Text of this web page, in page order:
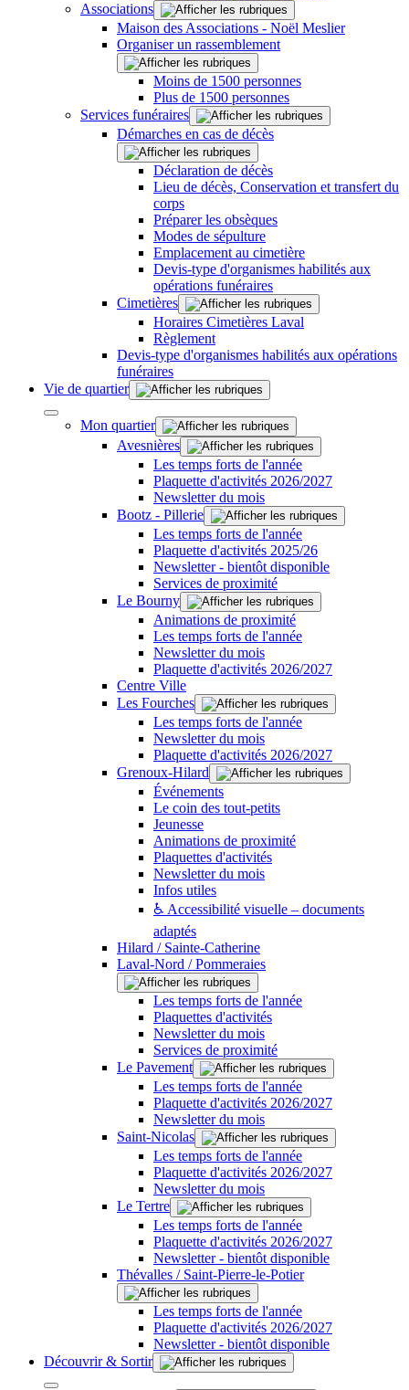
Associations
Maison des Associations - Noël Meslier
Organiser un rassemblement
Moins de 1500 personnes
Plus de 1500 personnes
Services funéraires
Démarches en cas de décès
Déclaration de décès
Lieu de décès, Conservation et transfert du
corps
Préparer les obsèques
Modes de sépulture
Emplacement au cimetière
Devis-type d'organismes habilités aux
opérations funéraires
Cimetières
Horaires Cimetières Laval
Règlement
Devis-type d'organismes habilités aux opérations
funéraires
Vie de quartier
Mon quartier
Avesnières
Les temps forts de l'année
Plaquette d'activités 2026/2027
Newsletter du mois
Bootz - Pillerie
Les temps forts de l'année
Plaquette d'activités 2025/26
Newsletter - bientôt disponible
Services de proximité
Le Bourny
Animations de proximité
Les temps forts de l'année
Newsletter du mois
Plaquette d'activités 2026/2027
Centre Ville
Les Fourches
Les temps forts de l'année
Newsletter du mois
Plaquette d'activités 2026/2027
Grenoux-Hilard
Événements
Le coin des tout-petits
Jeunesse
Animations de proximité
Plaquettes d'activités
Newsletter du mois
Infos utiles
♿ Accessibilité visuelle – documents
adaptés
Hilard / Sainte-Catherine
Laval-Nord / Pommeraies
Les temps forts de l'année
Plaquettes d'activités
Newsletter du mois
Services de proximité
Le Pavement
Les temps forts de l'année
Plaquette d'activités 2026/2027
Newsletter du mois
Saint-Nicolas
Les temps forts de l'année
Plaquette d'activités 2026/2027
Newsletter du mois
Le Tertre
Les temps forts de l'année
Plaquette d'activités 2026/2027
Newsletter - bientôt disponible
Thévalles / Saint-Pierre-le-Potier
Les temps forts de l'année
Plaquette d'activités 2026/2027
Newsletter - bientôt disponible
Découvrir & Sortir